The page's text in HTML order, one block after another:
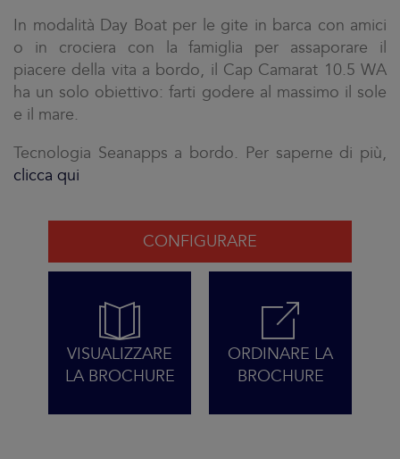
In modalità Day Boat per le gite in barca con amici
o in crociera con la famiglia per assaporare il
piacere della vita a bordo, il Cap Camarat 10.5 WA
ha un solo obiettivo: farti godere al massimo il sole
e il mare.
Tecnologia Seanapps a bordo. Per saperne di più,
clicca qui
CONFIGURARE
VISUALIZZARE
LA BROCHURE
ORDINARE LA
BROCHURE